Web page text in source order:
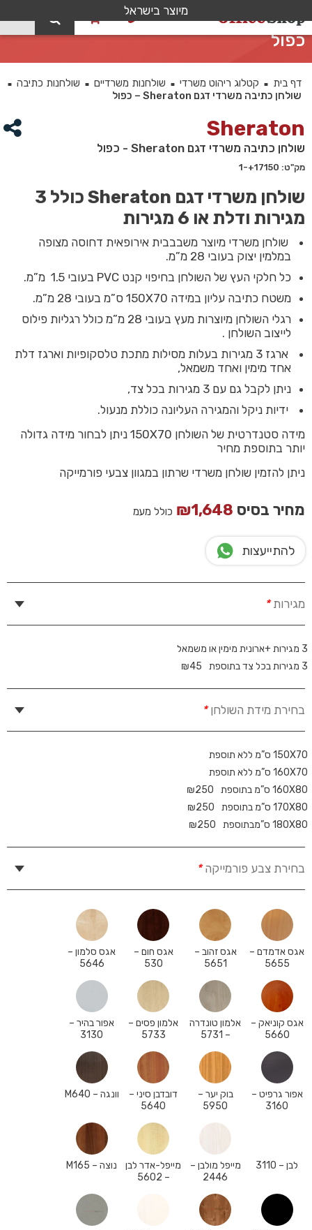
מיוצר בישראל
שולחן כתיבה משרדי דגם Sheraton –
כפול
דף בית ■ קטלוג ריהוט משרדי ■ שולחנות משרדיים ■ שולחנות כתיבה ■
שולחן כתיבה משרדי דגם Sheraton – כפול
Sheraton
שולחן כתיבה משרדי דגם Sheraton - כפול
מק"ט: 17150+-1
שולחן משרדי דגם Sheraton כולל 3
מגירות ודלת או 6 מגירות
שולחן משרדי מיוצר משבבבית אירופאית דחוסה מצופה
במלמין יצוק בעובי 28 מ”מ.
כל חלקי העץ של השולחן בחיפוי קנט PVC בעובי 1.5 מ”מ.
משטח כתיבה עליון במידה 150X70 ס”מ בעובי 28 מ”מ.
רגלי השולחן מיוצרות מעץ בעובי 28 מ”מ כולל רגליות פילוס
לייצוב השולחן .
ארגז 3 מגירות בעלות מסילות מתכת טלסקופיות וארגז דלת
אחד מימין ואחד משמאל,
ניתן לקבל גם עם 3 מגירות בכל צד,
ידיות ניקל והמגירה העליונה כוללת מנעול.
מידה סטנדרטית של השולחן 150X70 ניתן לבחור מידה גדולה
יותר בתוספת מחיר
ניתן להזמין שולחן משרדי שרתון במגוון צבעי פורמייקה
מחיר בסיס ₪1,648 כולל מעמ
להתייעצות
מגירות*
3 מגירות +ארונית מימין או משמאל
3 מגירות בכל צד בתוספת
₪45
בחירת מידת השולחן*
150X70 ס”מ ללא תוספת
160X70 ס”מ ללא תוספת
160X80 ס”מ בתוספת
₪250
170X80 ס”מ בתוספת
₪250
180X80 ס”מבתוספת
₪250
בחירת צבע פורמייקה*
אגס אדמדם –
5655
אגס זהוב –
5651
אגס חום –
530
אגס סלמון –
5646
אגס קוניאק –
5660
אלמון טונדרה
– 5731
אלמון פסים –
5733
אפור בהיר –
3130
אפור גרפיט –
3160
בוק יער –
5950
דובדבן סיני –
5640
וונגה – M640
לבן – 3110
מייפל מולבן –
2446
מייפל-אדר לבן
– 5602
נוצה – M165